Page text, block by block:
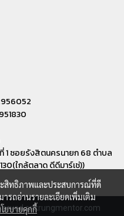
1 ซอยรังสิตนครนายก 68 ตำบล
ใกล้ตลาด ดีดีมาร์เช่))
srikrungmentor.com
ะสิทธิภาพและประสบการณ์ที่ดี
รถอ่านรายละเอียดเพิ่มเติม
ยบายคุกกี้